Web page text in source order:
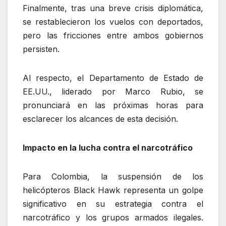
Finalmente, tras una breve crisis diplomática,
se restablecieron los vuelos con deportados,
pero las fricciones entre ambos gobiernos
persisten.
Al respecto, el Departamento de Estado de
EE.UU., liderado por Marco Rubio, se
pronunciará en las próximas horas para
esclarecer los alcances de esta decisión.
Impacto en la lucha contra el narcotráfico
Para Colombia, la suspensión de los
helicópteros Black Hawk representa un golpe
significativo en su estrategia contra el
narcotráfico y los grupos armados ilegales.